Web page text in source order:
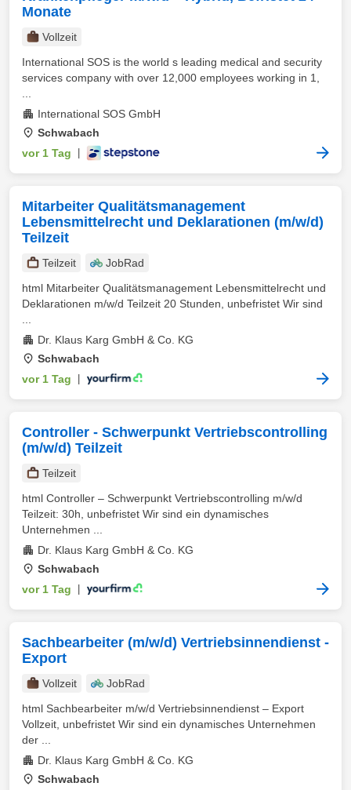
Monate
Vollzeit
International SOS is the world s leading medical and security
services company with over 12,000 employees working in 1,
International SOS GmbH
Schwabach
vor 1 Tag
Mitarbeiter Qualitätsmanagement
Lebensmittelrecht und Deklarationen (m/w/d)
Teilzeit
Teilzeit
JobRad
html Mitarbeiter Qualitätsmanagement Lebensmittelrecht und
Deklarationen m/w/d Teilzeit 20 Stunden, unbefristet Wir sind
Dr. Klaus Karg GmbH & Co. KG
Schwabach
vor 1 Tag
Controller - Schwerpunkt Vertriebscontrolling
(m/w/d) Teilzeit
Teilzeit
html Controller – Schwerpunkt Vertriebscontrolling m/w/d
Teilzeit: 30h, unbefristet Wir sind ein dynamisches
Unternehmen ...
Dr. Klaus Karg GmbH & Co. KG
Schwabach
vor 1 Tag
Sachbearbeiter (m/w/d) Vertriebsinnendienst -
Export
Vollzeit
JobRad
html Sachbearbeiter m/w/d Vertriebsinnendienst – Export
Vollzeit, unbefristet Wir sind ein dynamisches Unternehmen
der ...
Dr. Klaus Karg GmbH & Co. KG
Schwabach